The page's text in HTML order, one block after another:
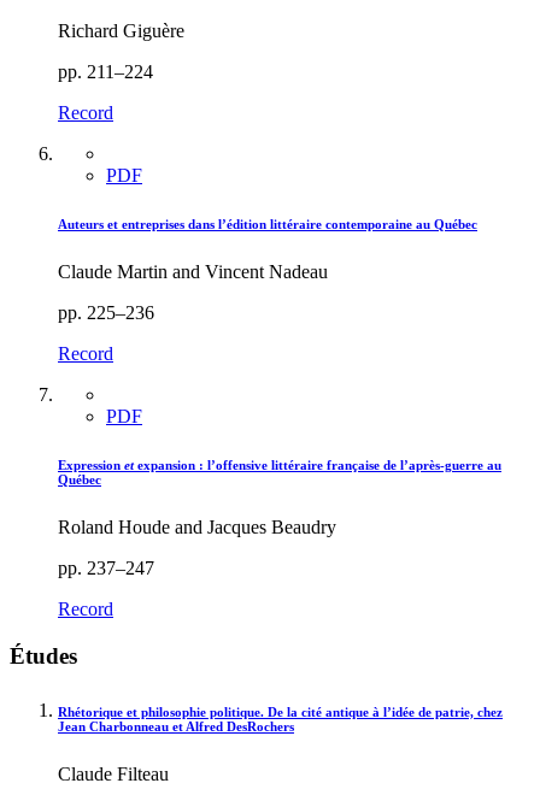
Richard Giguère
pp. 211–224
Record
PDF
Auteurs et entreprises dans l’édition littéraire contemporaine au Québec
Claude Martin and Vincent Nadeau
pp. 225–236
Record
PDF
Expression etexpansion : l’offensive littéraire française de l’après-guerre au
Québec
Roland Houde and Jacques Beaudry
pp. 237–247
Record
Études
Rhétorique et philosophie politique. De la cité antique à l’idée de patrie, chez
Jean Charbonneau et Alfred DesRochers
Claude Filteau